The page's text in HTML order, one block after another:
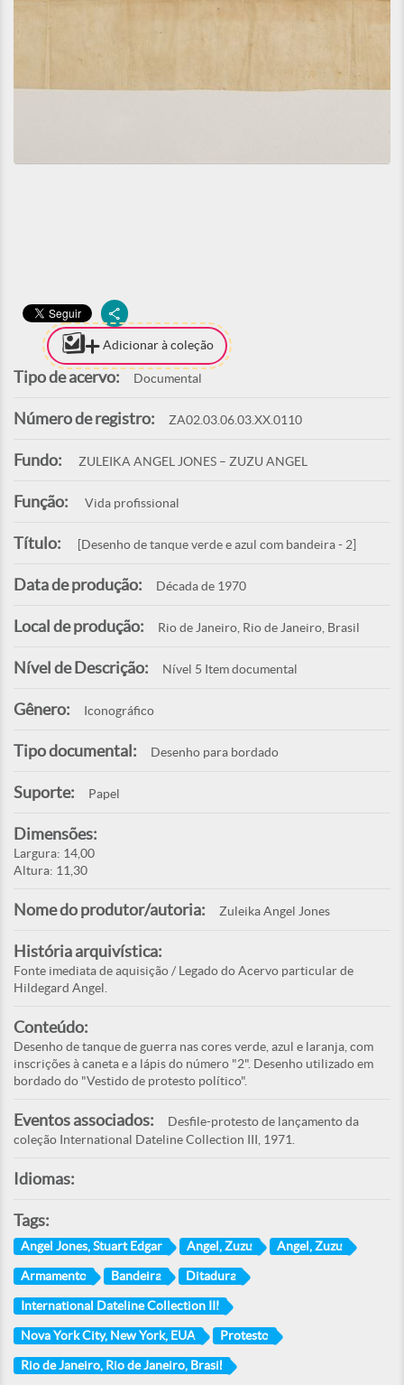
Adicionar à coleção
Tipo de acervo: Documental
Número de registro: ZA02.03.06.03.XX.0110
Fundo: ZULEIKA ANGEL JONES – ZUZU ANGEL
Função: Vida profissional
Título: [Desenho de tanque verde e azul com bandeira - 2]
Data de produção: Década de 1970
Local de produção: Rio de Janeiro, Rio de Janeiro, Brasil
Nível de Descrição: Nível 5 Item documental
Gênero: Iconográfico
Tipo documental: Desenho para bordado
Suporte: Papel
Dimensões:
Largura: 14,00
Altura: 11,30
Nome do produtor/autoria: Zuleika Angel Jones
História arquivística:
Fonte imediata de aquisição / Legado do Acervo particular de
Hildegard Angel.
Conteúdo:
Desenho de tanque de guerra nas cores verde, azul e laranja, com
inscrições à caneta e a lápis do número "2". Desenho utilizado em
bordado do "Vestido de protesto político".
Eventos associados:
Desfile-protesto de lançamento da
coleção International Dateline Collection III, 1971.
Idiomas:
Tags:
Angel Jones, Stuart Edgar Angel, Zuzu Angel, Zuzu
Armamento Bandeira Ditadura
International Dateline Collection III
Nova York City, New York, EUA Protesto
Rio de Janeiro, Rio de Janeiro, Brasil